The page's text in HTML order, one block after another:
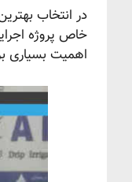
در انتخاب
خاص پروژه
اهمیت بسیاری